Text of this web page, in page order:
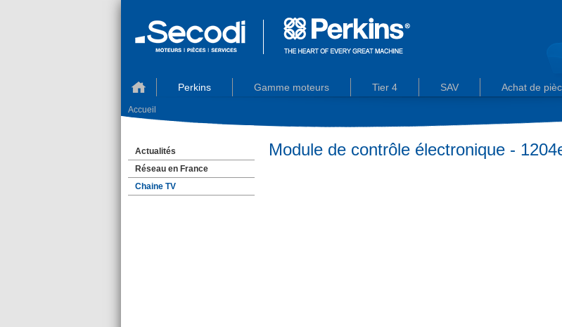
Perkins Gamme moteurs Tier 4 SAV Achat de
Accueil
Actualités
Réseau en France
Chaine TV
Module de contrôle électronique -